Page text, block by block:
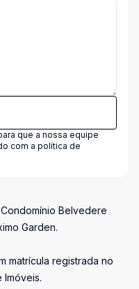
que a nossa equipe
com a política de
Belvedere
Garden.
matrícula registrada no
Imóveis.